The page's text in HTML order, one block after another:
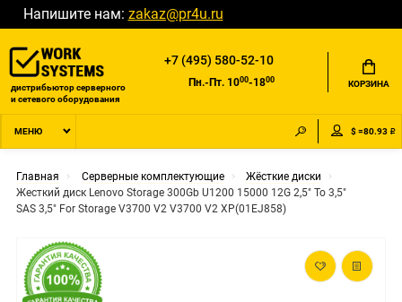
Напишите нам: zakaz@pr4u.ru
дистрибьютор серверного
и сетевого оборудования
+7 (495) 580-52-10
Пн.-Пт. 1000-1800 КОРЗИНА
МЕНЮ $ =80.93 ₽
Главная Серверные комплектующие
Жёсткие диски
Жесткий диск Lenovo Storage 300Gb U1200 15000 12G 2,5" To 3,5"
SAS 3,5" For Storage V3700 V2 V3700 V2 XP(01EJ858)